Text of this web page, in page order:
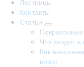
Лестницы
Контакты
Статьи
Что входит в
Как
ворот